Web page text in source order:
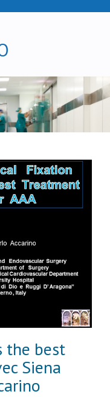
the best
Siena